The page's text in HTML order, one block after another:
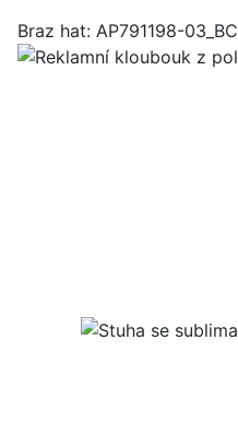
Braz hat: AP791198-03_BC